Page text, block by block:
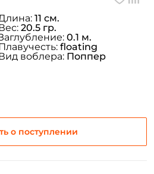
о поступлении
11 см.
20.5 гр.
0.1 м.
floating
воблера: Поппер